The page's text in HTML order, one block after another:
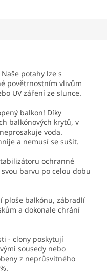
potahy lze s
povětrnostním vlivům
UV záření ze slunce.
balkon! Díky
balkónových krytů, v
voda.
a nemusí se sušit.
ochranné
barvu po celou dobu
ploše balkónu, zábradlí
a dokonale chrání
- clony poskytují
sousedy nebo
z neprůsvitného